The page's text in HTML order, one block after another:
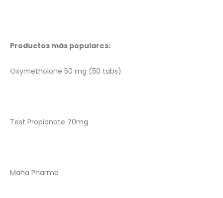
Productos más populares:
Oxymetholone 50 mg (50 tabs)
Test Propionate 70mg
Maha Pharma